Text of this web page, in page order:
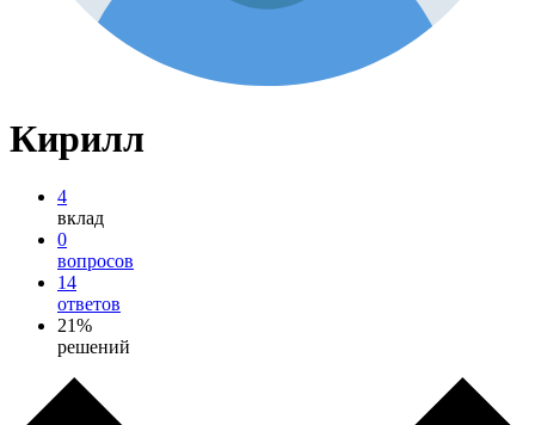
Кирилл
4
вклад
0
вопросов
14
ответов
21%
решений